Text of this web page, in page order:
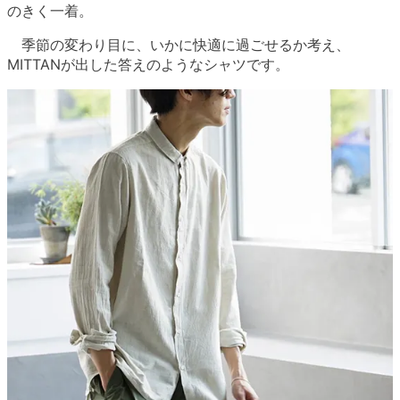
のきく一着。
季節の変わり目に、いかに快適に過ごせるか考え、
MITTANが出した答えのようなシャツです。